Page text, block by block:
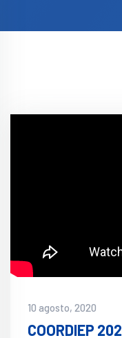
10 agosto, 2020
COORDIEP